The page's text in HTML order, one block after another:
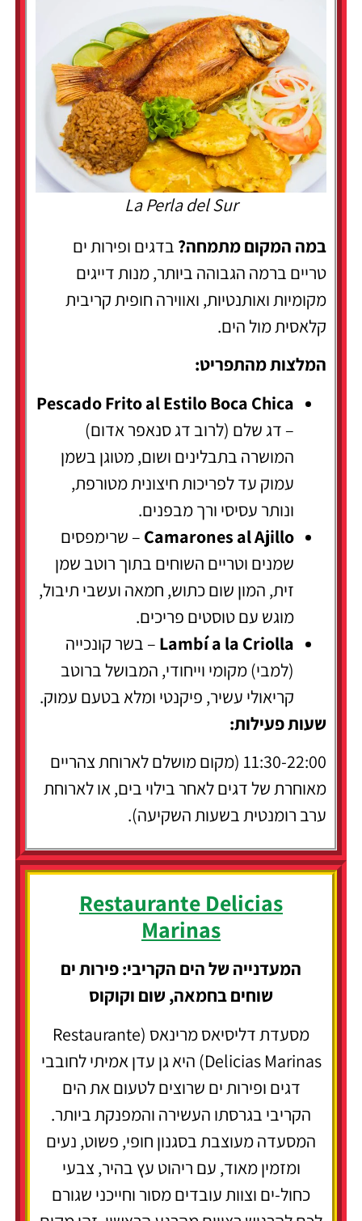
La Perla del Sur
במה המקום מתמחה? בדגים ופירות ים
טריים ברמה הגבוהה ביותר, מנות דייגים
מקומיות ואותנטיות, ואווירה חופית קריבית
קלאסית מול הים.
המלצות מהתפריט:
Pescado Frito al Estilo Boca Chica
– דג שלם (לרוב דג סנאפר אדום)
המושרה בתבלינים ושום, מטוגן בשמן
עמוק עד לפריכות חיצונית מטורפת,
ונותר עסיסי ורך מבפנים.
Camarones al Ajillo – שרימפסים
שמנים וטריים השוחים בתוך רוטב שמן
זית, המון שום כתוש, חמאה ועשבי תיבול,
מוגש עם טוסטים פריכים.
Lambí a la Criolla – בשר קונכייה
(למבי) מקומי וייחודי, המבושל ברוטב
קריאולי עשיר, פיקנטי ומלא בטעם עמוק.
שעות פעילות:
11:30-22:00 (מקום מושלם לארוחת צהריים
מאוחרת של דגים לאחר בילוי בים, או לארוחת
ערב רומנטית בשעות השקיעה).
Restaurante Delicias
Marinas
המעדנייה של הים הקריבי: פירות ים
שוחים בחמאה, שום וקוקוס
מסעדת דליסיאס מרינאס (Restaurante
Delicias Marinas) היא גן עדן אמיתי לחובבי
דגים ופירות ים שרוצים לטעום את הים
הקריבי בגרסתו העשירה והמפנקת ביותר.
המסעדה מעוצבת בסגנון חופי, פשוט, נעים
ומזמין מאוד, עם ריהוט עץ בהיר, צבעי
כחול-ים וצוות עובדים מסור וחייכני שגורם